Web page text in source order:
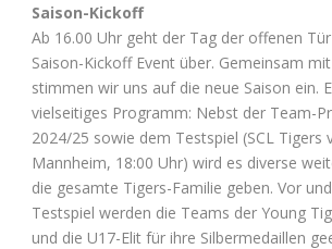
Saison-Kickoff
Ab 16.00 Uhr geht der Tag der offenen
Saison-Kickoff Event über. Gemeinsam
stimmen wir uns auf die neue Saison ein.
vielseitiges Programm: Nebst der Team-
2024/25 sowie dem Testspiel (SCL Tigers
Mannheim, 18:00 Uhr) wird es diverse
die gesamte Tigers-Familie geben. Vor
Testspiel werden die Teams der Young
und die U17-Elit für ihre Silbermedaillen